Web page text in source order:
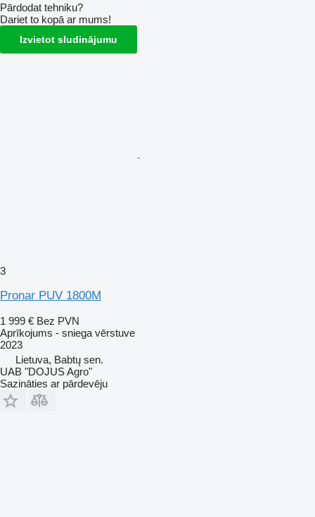
Pārdodat tehniku?
Dariet to kopā ar mums!
Izvietot sludinājumu
3
Pronar PUV 1800M
1 999 € Bez PVN
Aprīkojums - sniega vērstuve
2023
Lietuva, Babtų sen.
UAB "DOJUS Agro"
Sazināties ar pārdevēju